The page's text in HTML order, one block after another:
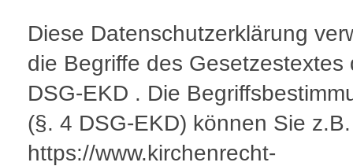
Diese Datenschutzerklärung
die Begriffe des Gesetzestextes
DSG-EKD . Die
(§. 4 DSG-EKD) können Sie
https://www.kirchenrecht-